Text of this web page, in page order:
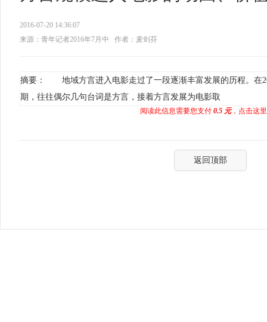
2016-07-20 14:36:07
来源：青年记者2016年7月中
作者：麦剑芬
摘要： 地域方言进入电影走过了一段逐渐丰富发展的历程。在
期，往往偶尔几句台词是方言，接着方言发展为电影取
阅读此信息需要您支付 0.5 元，点击这
返回顶部